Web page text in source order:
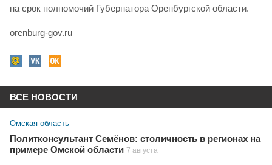
на срок полномочий Губернатора Оренбургской области.
orenburg-gov.ru
ВСЕ НОВОСТИ
Омская область
Политконсультант Семёнов: столичность в регионах на
примере Омской области 7 августа